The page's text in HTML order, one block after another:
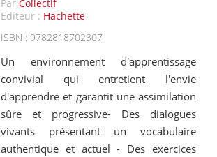
ParCollectif
Editeur : Hachette
ISBN : 9782818702307
Un environnement d'apprentissage
convivial qui entretient l'envie
d'apprendre et garantit une assimilation
sûre et progressive- Des dialogues
vivants présentant un vocabulaire
authentique et actuel - Des exercices